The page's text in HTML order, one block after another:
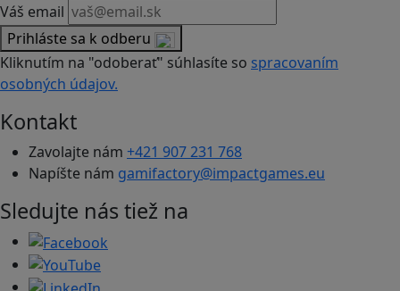
Váš email
Prihláste sa k odberu
Kliknutím na "odoberať" súhlasíte so spracovaním
osobných údajov.
Kontakt
Zavolajte nám +421 907 231 768
Napíšte nám gamifactory@impactgames.eu
Sledujte nás tiež na